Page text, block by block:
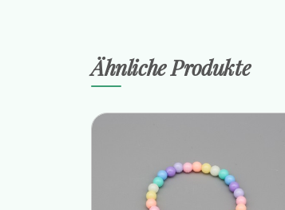
Ähnliche Produkte